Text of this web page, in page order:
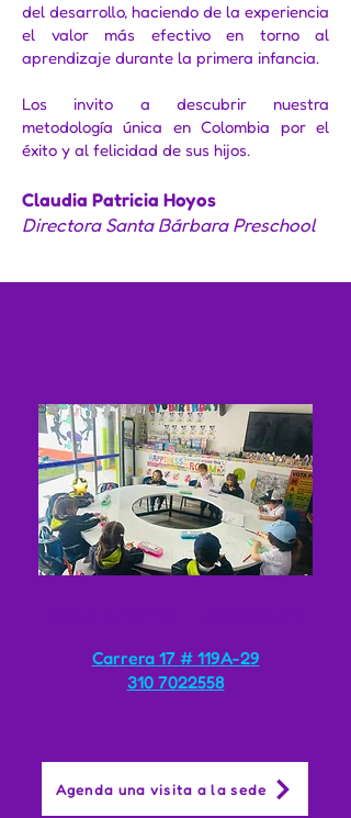
del desarrollo, haciendo de la experiencia
el valor más efectivo en torno al
aprendizaje durante la primera infancia.
Los invito a descubrir nuestra
metodología única en Colombia por el
éxito y al felicidad de sus hijos.
Claudia Patricia Hoyos
Directora Santa Bárbara Preschool
Carrera 17 # 119A-29
310 7022558
Agenda una visita a la sede